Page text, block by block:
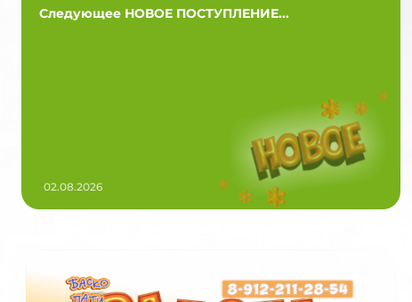
Следующее НОВОЕ ПОСТУПЛЕНИЕ...
02.08.2026